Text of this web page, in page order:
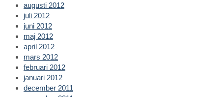
augusti 2012
juli 2012
juni 2012
maj 2012
april 2012
mars 2012
februari 2012
januari 2012
december 2011